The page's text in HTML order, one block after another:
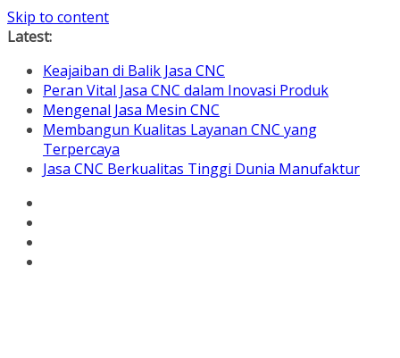
Skip to content
Latest:
Keajaiban di Balik Jasa CNC
Peran Vital Jasa CNC dalam Inovasi Produk
Mengenal Jasa Mesin CNC
Membangun Kualitas Layanan CNC yang
Terpercaya
Jasa CNC Berkualitas Tinggi Dunia Manufaktur